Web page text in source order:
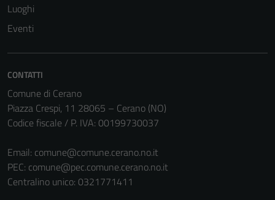
Luoghi
Eventi
CONTATTI
Comune di Cerano
Piazza Crespi, 11 28065 – Cerano (NO)
Codice fiscale / P. IVA: 00199730037
Email: comune@comune.cerano.no.it
PEC: comune@pec.comune.cerano.no.it
Centralino unico: 0321771411
informazioni
personali.